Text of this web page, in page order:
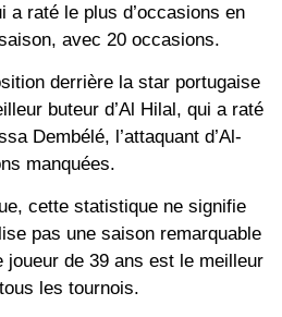
a raté le plus d’occasions en
avec 20 occasions.
derrière la star portugaise
buteur d’Al Hilal, qui a raté
Dembélé, l’attaquant d’Al-
manquées.
cette statistique ne signifie
pas une saison remarquable
joueur de 39 ans est le meilleur
les tournois.